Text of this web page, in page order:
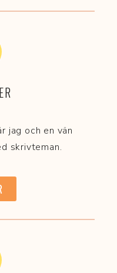
jag och en vän
skrivteman.